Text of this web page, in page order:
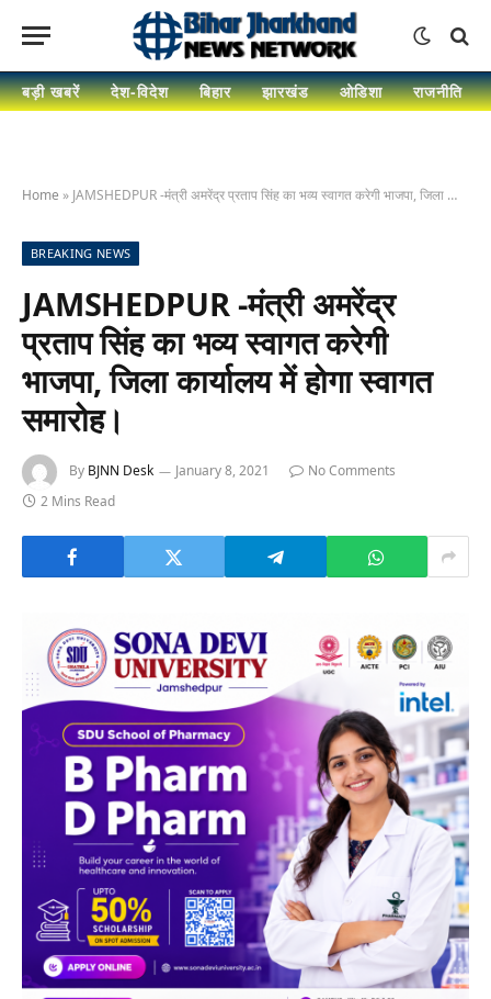
बड़ी खबरें देश-विदेश बिहार झारखंड ओडिशा राजनीति
Home » JAMSHEDPUR -मंत्री अमरेंद्र प्रताप सिंह का भव्य स्वागत करेगी भाजपा, जिला कार्यालय में होगा स्वागत समारोह।
BREAKING NEWS
JAMSHEDPUR -मंत्री अमरेंद्र
प्रताप सिंह का भव्य स्वागत करेगी
भाजपा, जिला कार्यालय में होगा स्वागत
समारोह।
By BJNN Desk January 8, 2021
No Comments
2 Mins Read